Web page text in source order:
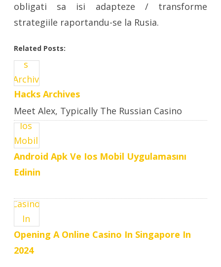
obligati sa isi adapteze / transforme
strategiile raportandu-se la Rusia.
Related Posts:
Hacks Archives
Meet Alex, Typically The Russian Casino
Hacker Who Makes Large ..
Android Apk Ve Ios Mobil Uygulamasını
Edinin
Opening A Online Casino In Singapore In
2024